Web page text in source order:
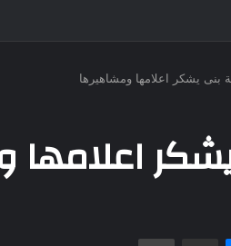
بنى يشكر اعلامها ومشاهيرها
ماسنجر مشاركة عبر البريد طباعة